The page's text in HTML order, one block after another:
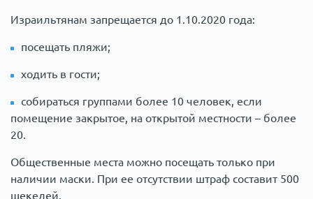
Израильтянам запрещается до 1.10.2020 года:
посещать пляжи;
ходить в гости;
собираться группами более 10 человек, если
помещение закрытое, на открытой местности – более
20.
Общественные места можно посещать только при
наличии маски. При ее отсутствии штраф составит 500
шекелей.